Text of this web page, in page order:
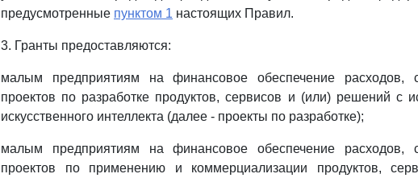
предусмотренные пунктом 1 настоящих Правил.
3. Гранты предоставляются:
малым предприятиям на финансовое обеспечение расходов,
проектов по разработке продуктов, сервисов и (или) решений с
искусственного интеллекта (далее - проекты по разработке);
малым предприятиям на финансовое обеспечение расходов,
проектов по применению и коммерциализации продуктов,